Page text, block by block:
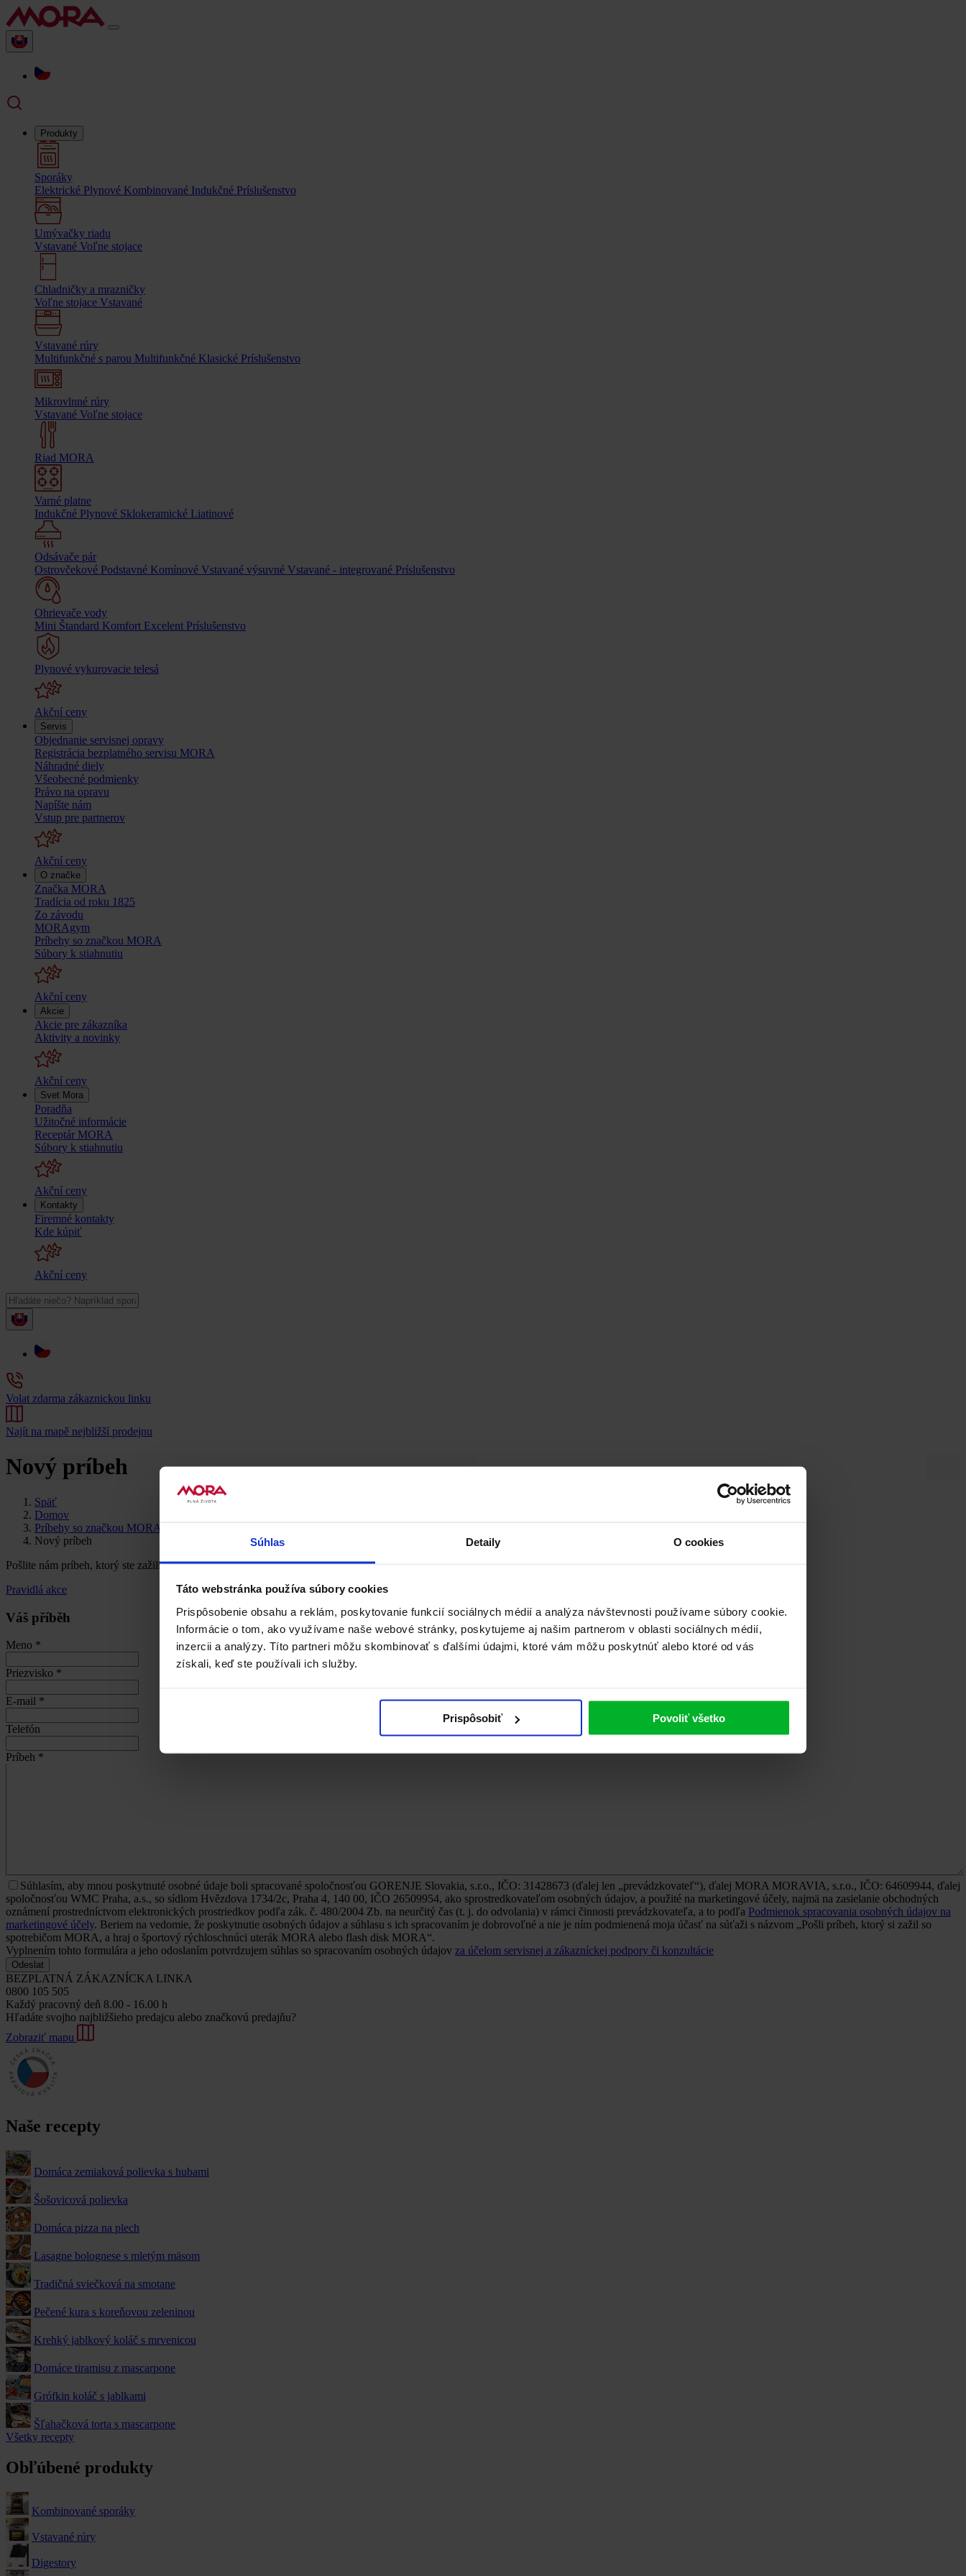
Súhlas Detaily O cookies
Táto webstránka používa súbory cookies
Prispôsobenie obsahu a reklám, poskytovanie funkcií sociálnych médií a analýza návštevnosti používame súbory cookie.
Informácie o tom, ako využívame naše webové stránky, poskytujeme aj našim partnerom v oblasti sociálnych médií,
inzercii a analýzy. Títo partneri môžu skombinovať s ďalšími údajmi, ktoré vám môžu poskytnúť alebo ktoré od vás
získali, keď ste používali ich služby.
Prispôsobiť Povoliť všetko
Produkty
Sporáky
Elektrické Plynové Kombinované Indukčné Príslušenstvo
Umývačky riadu
Vstavané Voľne stojace
Chladničky a mrazničky
Voľne stojace Vstavané
Vstavané rúry
Multifunkčné s parou Multifunkčné Klasické Príslušenstvo
Mikrovlnné rúry
Vstavané Voľne stojace
Riad MORA
Varné platne
Indukčné Plynové Sklokeramické Liatinové
Odsávače pár
Ostrovčekové Podstavné Komínové Vstavané výsuvné Vstavané - integrované Príslušenstvo
Ohrievače vody
Mini Štandard Komfort Excelent Príslušenstvo
Plynové vykurovacie telesá
Akční ceny
Servis
Objednanie servisnej opravy
Registrácia bezplatného servisu MORA
Náhradné diely
Všeobecné podmienky
Právo na opravu
Napíšte nám
Vstup pre partnerov
Akční ceny
O značke
Značka MORA
Tradícia od roku 1825
Zo závodu
MORAgym
Príbehy so značkou MORA
Súbory k stiahnutiu
Akční ceny
Akcie
Akcie pre zákazníka
Aktivity a novinky
Akční ceny
Svet Mora
Poradňa
Užitočné informácie
Receptár MORA
Súbory k stiahnutiu
Akční ceny
Kontakty
Firemné kontakty
Kde kúpiť
Akční ceny
Volat zdarma zákaznickou linku
Najít na mapě nejbližší prodejnu
Nový príbeh
Späť
Domov
Príbehy so značkou MORA
Nový príbeh
Pošlite nám príbeh, ktorý ste zažili so spotrebičmi MORA. Pätnásť najlepších príbehov odmeníme športovým rýchloschnúcim uterákom MORA alebo flash diskom MORA.
Pravidlá akce
Váš příběh
Meno *
Priezvisko *
E-mail *
Telefón
Príbeh *
Súhlasím, aby mnou poskytnuté osobné údaje boli spracované spoločnosťou GORENJE Slovakia, s.r.o., IČO: 31428673 (ďalej len „prevádzkovateľ“), ďalej MORA MORAVIA, s.r.o., IČO: 64609944, ďalej
spoločnosťou WMC Praha, a.s., so sídlom Hvězdova 1734/2c, Praha 4, 140 00, IČO 26509954, ako sprostredkovateľom osobných údajov, a použité na marketingové účely, najmä na zasielanie obchodných
oznámení prostredníctvom elektronických prostriedkov podľa zák. č. 480/2004 Zb. na neurčitý čas (t. j. do odvolania) v rámci činnosti prevádzkovateľa, a to podľa Podmienok spracovania osobných údajov na
marketingové účely. Beriem na vedomie, že poskytnutie osobných údajov a súhlasu s ich spracovaním je dobrovoľné a nie je ním podmienená moja účasť na súťaži s názvom „Pošli príbeh, ktorý si zažil so
spotrebičom MORA, a hraj o športový rýchloschnúci uterák MORA alebo flash disk MORA“.
Vyplnením tohto formulára a jeho odoslaním potvrdzujem súhlas so spracovaním osobných údajov za účelom servisnej a zákazníckej podpory či konzultácie
Odeslat
BEZPLATNÁ ZÁKAZNÍCKA LINKA
0800 105 505
Každý pracovný deň 8.00 - 16.00 h
Hľadáte svojho najbližšieho predajcu alebo značkovú predajňu?
Zobraziť mapu
Naše recepty
Domáca zemiaková polievka s hubami
Šošovicová polievka
Domáca pizza na plech
Lasagne bolognese s mletým mäsom
Tradičná sviečková na smotane
Pečené kura s koreňovou zeleninou
Krehký jablkový koláč s mrvenicou
Domáce tiramisu z mascarpone
Grófkin koláč s jablkami
Šľahačková torta s mascarpone
Všetky recepty
Obľúbené produkty
Kombinované sporáky
Vstavané rúry
Digestory